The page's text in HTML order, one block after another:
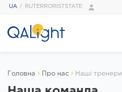
UA RUTERRORISTSTATE
Головна › Про нас › Наші тренери